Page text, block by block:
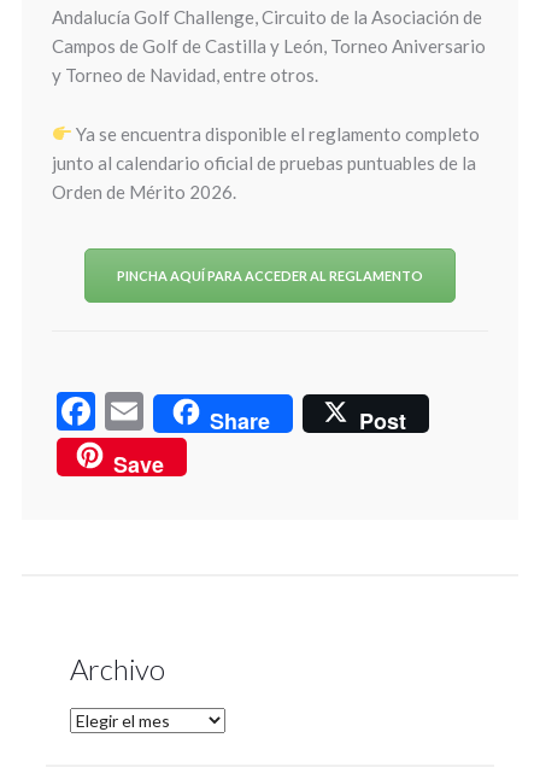
Andalucía Golf Challenge, Circuito de la Asociación de
Campos de Golf de Castilla y León, Torneo Aniversario
y Torneo de Navidad, entre otros.
Ya se encuentra disponible el reglamento completo
junto al calendario oficial de pruebas puntuables de la
Orden de Mérito 2026.
PINCHA AQUÍ PARA ACCEDER AL REGLAMENTO
Facebook
EmailShare
Post
Save
Archivo